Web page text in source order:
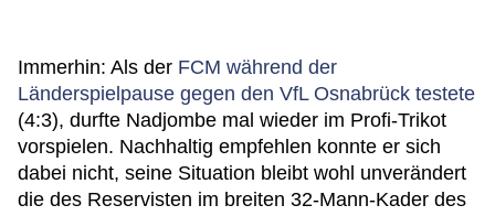
Immerhin: Als der FCM während der
Länderspielpause gegen den VfL Osnabrück testete
(4:3), durfte Nadjombe mal wieder im Profi-Trikot
vorspielen. Nachhaltig empfehlen konnte er sich
dabei nicht, seine Situation bleibt wohl unverändert
die des Reservisten im breiten 32-Mann-Kader des